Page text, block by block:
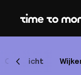
Home
Overzicht
Scroll naar links